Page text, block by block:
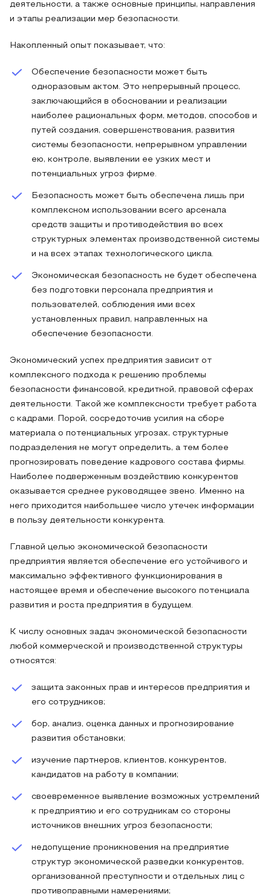
деятельности, а также основные принципы, направления
и этапы реализации мер безопасности.
Накопленный опыт показывает, что:
Обеспечение безопасности может быть
одноразовым актом. Это непрерывный процесс,
заключающийся в обосновании и реализации
наиболее рациональных форм, методов, способов и
путей создания, совершенствования, развития
системы безопасности, непрерывном управлении
ею, контроле, выявлении ее узких мест и
потенциальных угроз фирме.
Безопасность может быть обеспечена лишь при
комплексном использовании всего арсенала
средств защиты и противодействия во всех
структурных элементах производственной системы
и на всех этапах технологического цикла.
Экономическая безопасность не будет обеспечена
без подготовки персонала предприятия и
пользователей, соблюдения ими всех
установленных правил, направленных на
обеспечение безопасности.
Экономический успех предприятия зависит от
комплексного подхода к решению проблемы
безопасности финансовой, кредитной, правовой сферах
деятельности. Такой же комплексности требует работа
с кадрами. Порой, сосредоточив усилия на сборе
материала о потенциальных угрозах, структурные
подразделения не могут определить, а тем более
прогнозировать поведение кадрового состава фирмы.
Наиболее подверженным воздействию конкурентов
оказывается среднее руководящее звено. Именно на
него приходится наибольшее число утечек информации
в пользу деятельности конкурента.
Главной целью экономической безопасности
предприятия является обеспечение его устойчивого и
максимально эффективного функционирования в
настоящее время и обеспечение высокого потенциала
развития и роста предприятия в будущем.
К числу основных задач экономической безопасности
любой коммерческой и производственной структуры
относятся:
защита законных прав и интересов предприятия и
его сотрудников;
бор, анализ, оценка данных и прогнозирование
развития обстановки;
изучение партнеров, клиентов, конкурентов,
кандидатов на работу в компании;
своевременное выявление возможных устремлений
к предприятию и его сотрудникам со стороны
источников внешних угроз безопасности;
недопущение проникновения на предприятие
структур экономической разведки конкурентов,
организованной преступности и отдельных лиц с
противоправными намерениями;